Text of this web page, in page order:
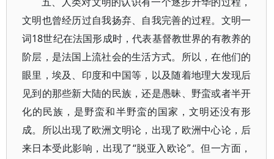
文明也曾经历过自我扬弃、自我完善的过程。文明一
词18世纪在法国形成时，代表基督教世界的有教养的
阶层，是法国上流社会的生活方式。所以，在他们的
眼里，埃及、印度和中国等，以及随着地理大发现后
见到的那些新大陆的民族，还是愚昧、野蛮或者半开
化的民族，是野蛮和半野蛮的国家，文明还没有形
成。所以出现了欧洲文明论，出现了欧洲中心论，后
来日本受此影响，出现了“脱亚入欧论”。但一方面，